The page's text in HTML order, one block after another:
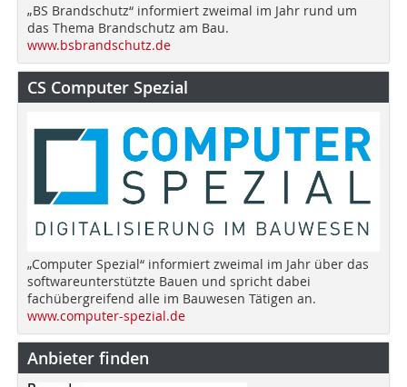
„BS Brandschutz“ informiert zweimal im Jahr rund um
das Thema Brandschutz am Bau.
www.bsbrandschutz.de
CS Computer Spezial
„Computer Spezial“ informiert zweimal im Jahr über das
softwareunterstützte Bauen und spricht dabei
fachübergreifend alle im Bauwesen Tätigen an.
www.computer-spezial.de
Anbieter finden